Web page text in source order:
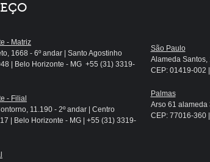
- Matriz
1668 - 6º andar | Santo Agostinho
| Belo Horizonte - MG +55 (31) 3319-
- Filial
11.190 - 2º andar | Centro
| Belo Horizonte - MG | +55 (31) 3319-
São Paulo
Alameda Santos,
CEP: 01419-002
Palmas
Arso 61 alameda
CEP: 77016-360